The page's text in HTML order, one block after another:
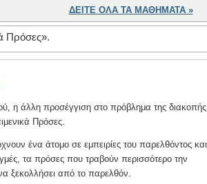
ΔΕΙΤΕ ΟΛΑ ΤΑ ΜΑΘΗΜΑΤΑ »
Πρόσες».
η άλλη προσέγγιση στο πρόβλημα της διακοπής
Πρόσες.
ένα άτομο σε εμπειρίες του παρελθόντος και
τα πρόσες που τραβούν περισσότερο την
ξεκολλήσει από το παρελθόν.